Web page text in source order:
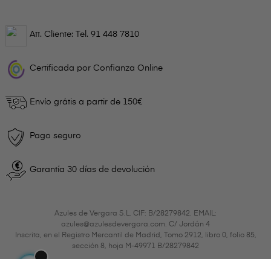
Att. Cliente: Tel. 91 448 7810
Certificada por Confianza Online
Envío grátis a partir de 150€
Pago seguro
Garantía 30 días de devolución
Azules de Vergara S.L. CIF: B/28279842. EMAIL:
azules@azulesdevergara.com. C/ Jordán 4
Inscrita, en el Registro Mercantil de Madrid, Tomo 2912, libro 0, folio 85,
sección 8, hoja M-49971 B/28279842